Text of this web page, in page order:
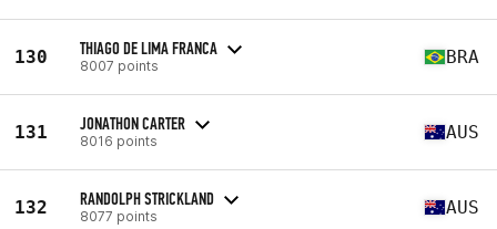
130 THIAGO DE LIMA FRANCA
8007 points BRA
131 JONATHON CARTER
8016 points AUS
132 RANDOLPH STRICKLAND
8077 points AUS